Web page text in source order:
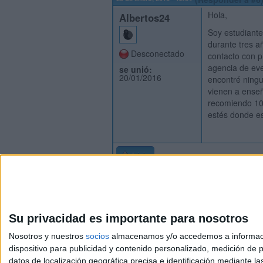
Su privacidad es importante para nosotros
Nosotros y nuestros socios almacenamos y/o accedemos a
dispositivo para publicidad y contenido personalizado, medición de
datos de localización geográfica precisa e identificación mediante
Albertos24
Desconectado
se unió:
20/01/2016
Hola,
Soy
durante tres
contacto con
agencia de
encontré
vienen a
recomiendo
estés donde
Inicio